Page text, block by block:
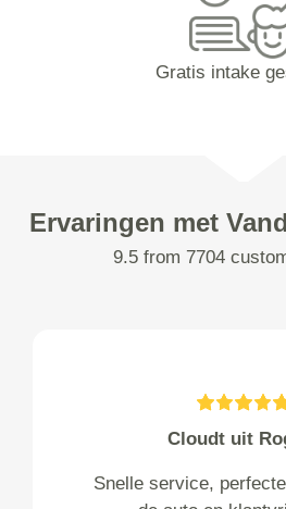
Gratis intake
Ervaringen met
9.5 from 7704
Cloudt uit
Snelle service,